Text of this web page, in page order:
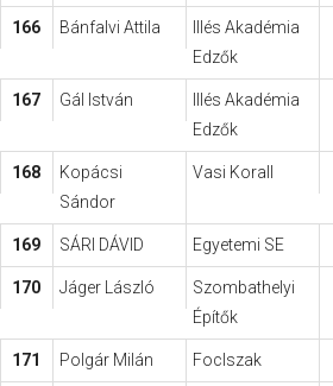
166 Bánfalvi Attila
Illés Akadémia
Edzők
167 Gál István
Illés Akadémia
Edzők
168
Kopácsi
Sándor
Vasi Korall
169 SÁRI DÁVID Egyetemi SE
170 Jáger László
Szombathelyi
Építők
171 Polgár Milán FocIszak